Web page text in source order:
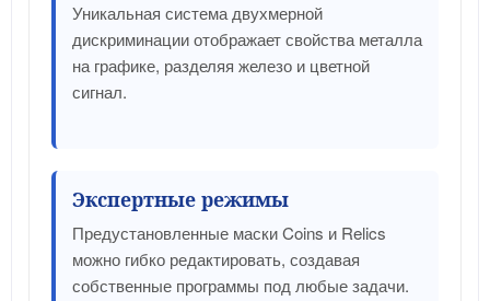
Уникальная система двухмерной
дискриминации отображает свойства металла
на графике, разделяя железо и цветной
сигнал.
Экспертные режимы
Предустановленные маски Coins и Relics
можно гибко редактировать, создавая
собственные программы под любые задачи.